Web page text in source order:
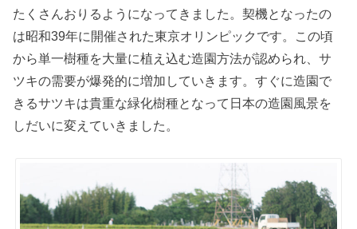
たくさんおりるようになってきました。契機となったの
は昭和39年に開催された東京オリンピックです。この頃
から単一樹種を大量に植え込む造園方法が認められ、サ
ツキの需要が爆発的に増加していきます。すぐに造園で
きるサツキは貴重な緑化樹種となって日本の造園風景を
しだいに変えていきました。